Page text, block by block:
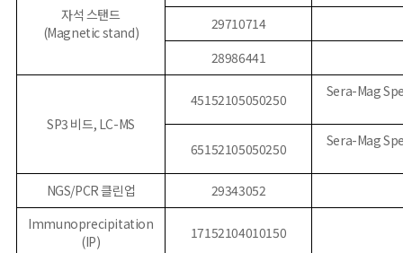
자석 스탠드
(Magnetic stand)
29710714
28986441
SP3 비드, LC-MS
45152105050250 Sera-Mag
65152105050250 Sera-Mag
NGS/PCR 클린업
29343052
Immunoprecipitation
(IP)
17152104010150